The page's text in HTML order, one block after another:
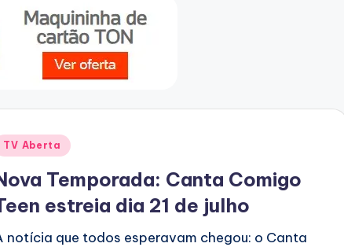
TV Aberta
Temporada: Canta Comigo
estreia dia 21 de julho
notícia que todos esperavam chegou: o Canta